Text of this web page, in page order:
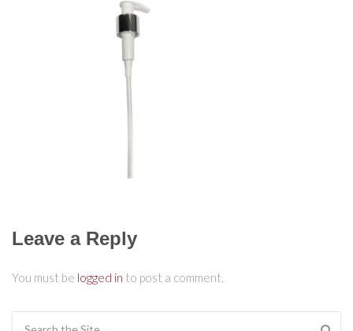
Leave a Reply
You must be logged in to post a comment.